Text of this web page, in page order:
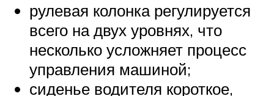
рулевая колонка регулируется
всего на двух уровнях, что
несколько усложняет процесс
управления машиной;
сиденье водителя короткое,